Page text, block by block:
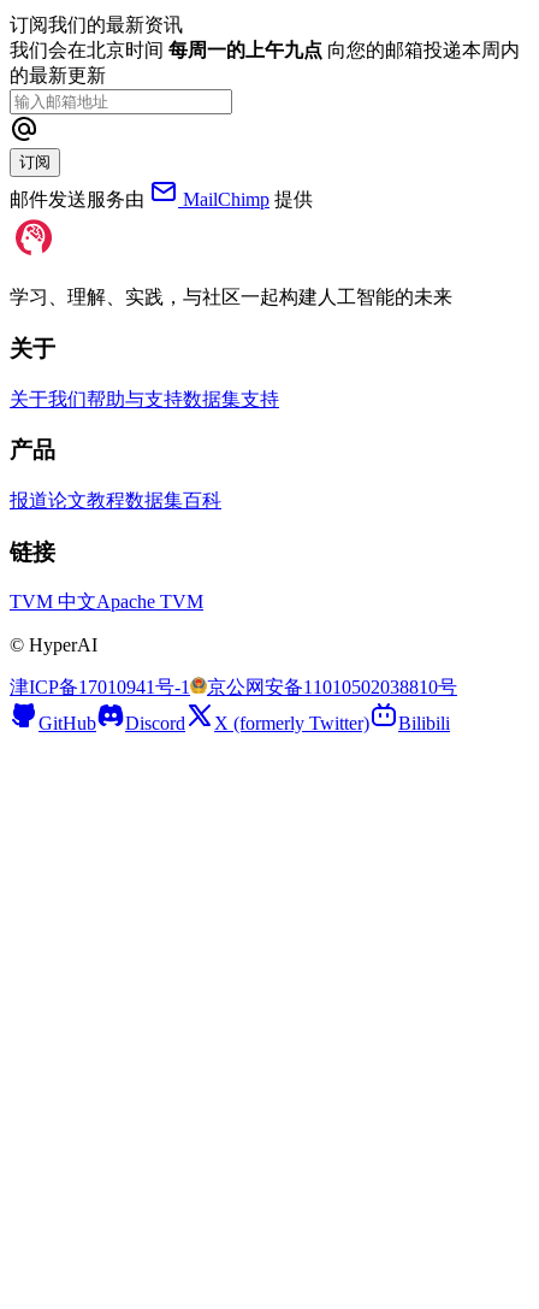
订阅我们的最新资讯
我们会在北京时间 每周一的上午九点 向您的邮箱投递本周内
的最新更新
订阅
邮件发送服务由 MailChimp 提供
学习、理解、实践，与社区一起构建人工智能的未来
关于
关于我们帮助与支持数据集支持
产品
报道论文教程数据集百科
链接
TVM 中文Apache TVM
© HyperAI
津ICP备17010941号-1
京公网安备11010502038810号
GitHub
Discord X (formerly Twitter) Bilibili